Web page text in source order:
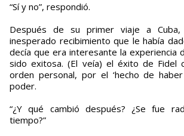
“Sí y no”, respondió.
Después de su primer viaje a
inesperado recibimiento que le había
decía que era interesante la experiencia
sido exitosa. (El veía) el éxito de Fidel
orden personal, por el ‘hecho de
poder.
“¿Y qué cambió después? ¿Se fue
tiempo?”